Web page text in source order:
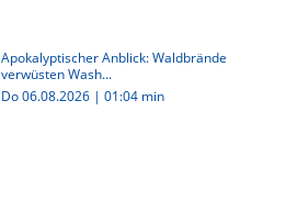
Apokalyptischer Anblick: Waldbrände
verwüsten Wash...
Do 06.08.2026 | 01:04 min